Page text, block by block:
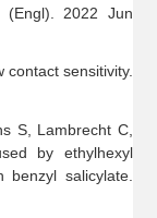
(Engl). 2022 Jun
contact sensitivity.
S, Lambrecht C,
by ethylhexyl
benzyl salicylate.